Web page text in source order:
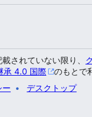
されていない限り、
承 4.0 国際
のもとで
ー
デスクトップ